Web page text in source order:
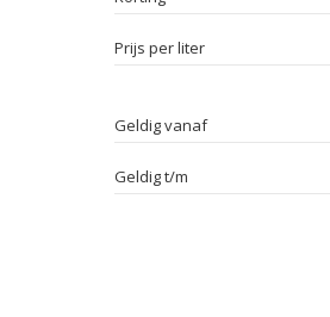
Prijs per liter
Geldig vanaf
Geldig t/m